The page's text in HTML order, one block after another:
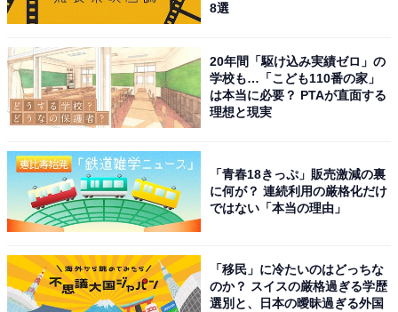
8選
20年間「駆け込み実績ゼロ」の
学校も…「こども110番の家」
は本当に必要？ PTAが直面する
理想と現実
「青春18きっぷ」販売激減の裏
に何が？ 連続利用の厳格化だけ
ではない「本当の理由」
「移民」に冷たいのはどっちな
のか？ スイスの厳格過ぎる学歴
選別と、日本の曖昧過ぎる外国